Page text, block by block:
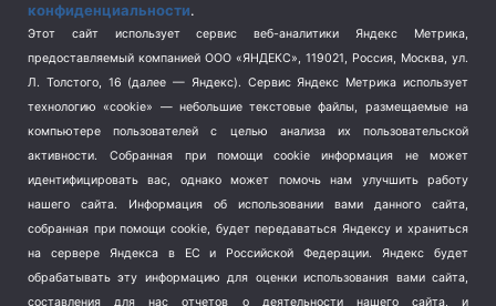
Спорт (740)
Терроризм (1)
Транспорт (262)
Туризм (178)
Школа и спорт (2)
Экология (8)
Экономика (1172)
конфиденциальности.
Этот сайт использует сервис веб-аналитики Яндекс Метрика,
предоставляемый компанией ООО «ЯНДЕКС», 119021, Россия, Москва, ул.
Л. Толстого, 16 (далее — Яндекс). Сервис Яндекс Метрика использует
технологию «cookie» — небольшие текстовые файлы, размещаемые на
компьютере пользователей с целью анализа их пользовательской
активности.
Собранная при помощи cookie информация не может
идентифицировать вас, однако может помочь нам улучшить работу
нашего сайта. Информация об использовании вами данного сайта,
собранная при помощи cookie, будет передаваться Яндексу и храниться
на сервере Яндекса в ЕС и Российской Федерации. Яндекс будет
обрабатывать эту информацию для оценки использования вами сайта,
составления для нас отчетов о деятельности нашего сайта, и